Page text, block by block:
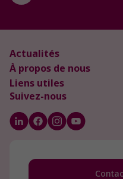
Actualités
À propos de nous
Liens utiles
Suivez-nous